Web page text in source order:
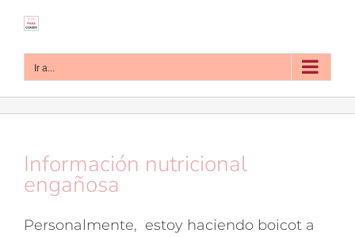
contenido
Ir a...
Información nutricional
engañosa
Personalmente, estoy haciendo boicot a